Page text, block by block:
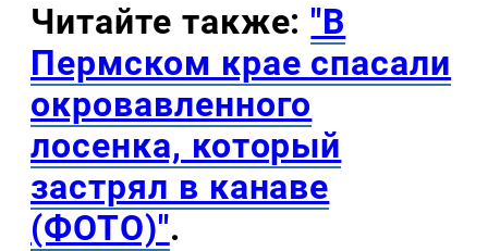
Читайте также: "В
Пермском крае спасали
окровавленного
лосенка, который
застрял в канаве
(ФОТО)".